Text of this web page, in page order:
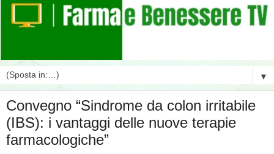
▼
Convegno “Sindrome da colon irritabile
(IBS): i vantaggi delle nuove terapie
farmacologiche”